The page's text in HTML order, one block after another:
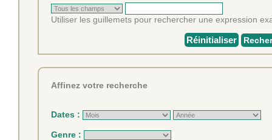
Utiliser les guillemets pour rechercher une expression
Réinitialiser
Affinez votre recherche
Dates :
Genre :